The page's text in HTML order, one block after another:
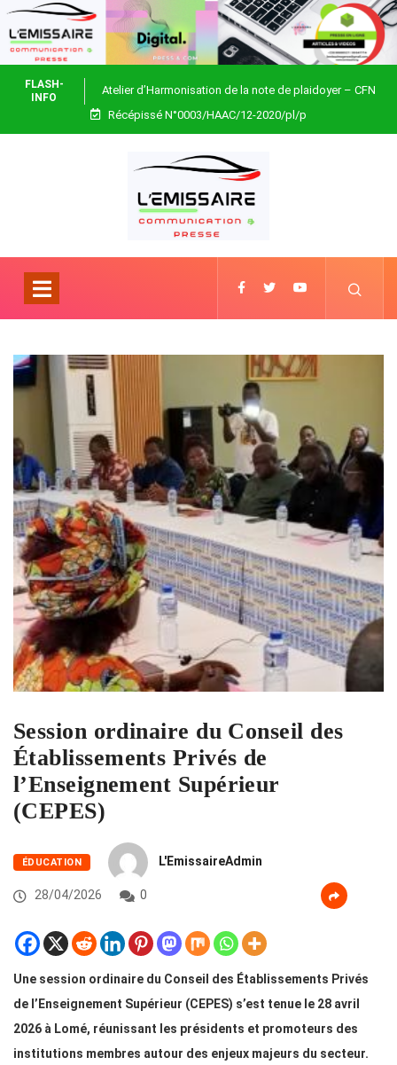
FLASH-
INFO
Atelier d’Harmonisation de la note de plaidoyer – CFN
Togo
Récépissé N°0003/HAAC/12-2020/pl/p
Session ordinaire du Conseil des
Établissements Privés de
l’Enseignement Supérieur
(CEPES)
ÉDUCATION L'EmissaireAdmin
28/04/2026 0
Une session ordinaire du Conseil des Établissements Privés
de l’Enseignement Supérieur (CEPES) s’est tenue le 28 avril
2026 à Lomé, réunissant les présidents et promoteurs des
institutions membres autour des enjeux majeurs du secteur.